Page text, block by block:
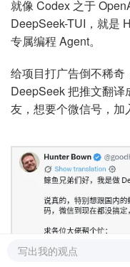
就像 Codex 之于
DeepSeek-TUI，就是
专属编程 Agent。
给项目打广告倒不稀
DeepSeek 把推文翻
友，想要个微信号，加
写出我的观点